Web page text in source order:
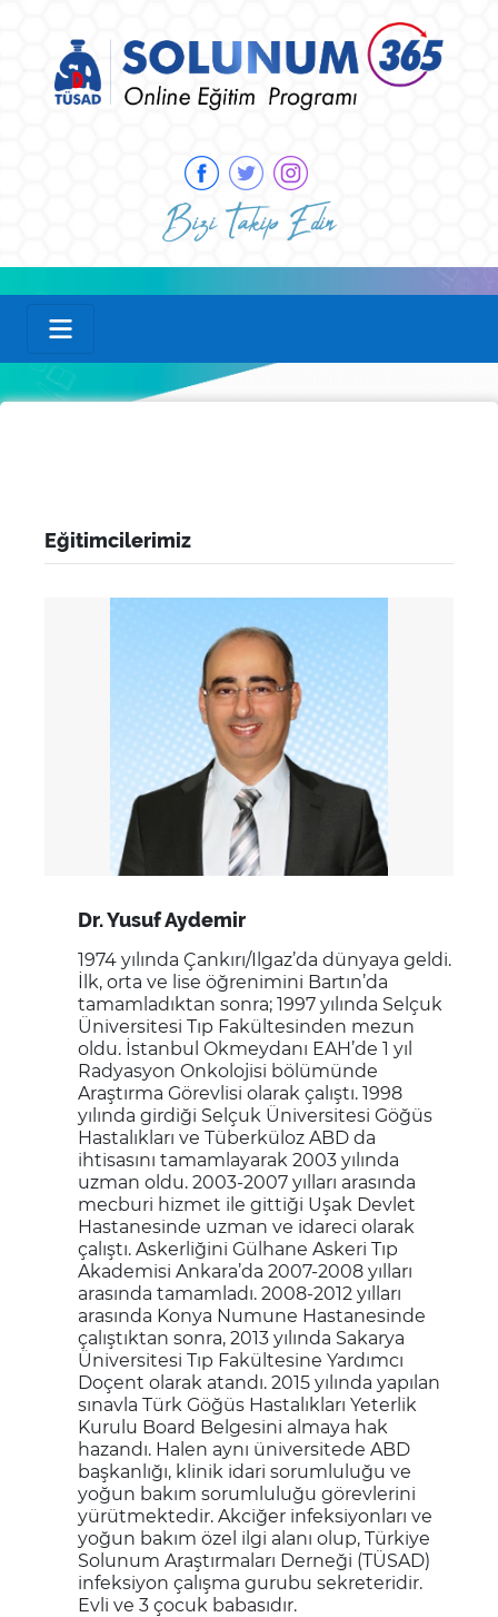
Bizi Takip Edin
Eğitimcilerimiz
Dr. Yusuf Aydemir
1974 yılında Çankırı/Ilgaz’da dünyaya geldi.
İlk, orta ve lise öğrenimini Bartın’da
tamamladıktan sonra; 1997 yılında Selçuk
Üniversitesi Tıp Fakültesinden mezun
oldu. İstanbul Okmeydanı EAH’de 1 yıl
Radyasyon Onkolojisi bölümünde
Araştırma Görevlisi olarak çalıştı. 1998
yılında girdiği Selçuk Üniversitesi Göğüs
Hastalıkları ve Tüberküloz ABD da
ihtisasını tamamlayarak 2003 yılında
uzman oldu. 2003-2007 yılları arasında
mecburi hizmet ile gittiği Uşak Devlet
Hastanesinde uzman ve idareci olarak
çalıştı. Askerliğini Gülhane Askeri Tıp
Akademisi Ankara’da 2007-2008 yılları
arasında tamamladı. 2008-2012 yılları
arasında Konya Numune Hastanesinde
çalıştıktan sonra, 2013 yılında Sakarya
Üniversitesi Tıp Fakültesine Yardımcı
Doçent olarak atandı. 2015 yılında yapılan
sınavla Türk Göğüs Hastalıkları Yeterlik
Kurulu Board Belgesini almaya hak
hazandı. Halen aynı üniversitede ABD
başkanlığı, klinik idari sorumluluğu ve
yoğun bakım sorumluluğu görevlerini
yürütmektedir. Akciğer infeksiyonları ve
yoğun bakım özel ilgi alanı olup, Türkiye
Solunum Araştırmaları Derneği (TÜSAD)
infeksiyon çalışma gurubu sekreteridir.
Evli ve 3 çocuk babasıdır.